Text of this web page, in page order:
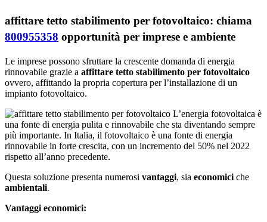
affittare tetto stabilimento per fotovoltaico: chiama
800955358 opportunità per imprese e ambiente
Le imprese possono sfruttare la crescente domanda di energia
rinnovabile grazie a affittare tetto stabilimento per fotovoltaico
ovvero, affittando la propria copertura per l’installazione di un
impianto fotovoltaico.
L’energia fotovoltaica è
una fonte di energia pulita e rinnovabile che sta diventando sempre
più importante. In Italia, il fotovoltaico è una fonte di energia
rinnovabile in forte crescita, con un incremento del 50% nel 2022
rispetto all’anno precedente.
Questa soluzione presenta numerosi vantaggi, sia economici che
ambientali.
Vantaggi economici: